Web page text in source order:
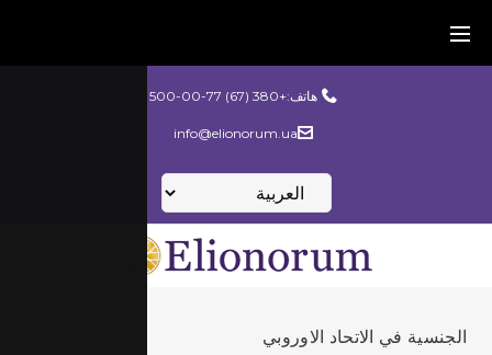
content
هاتف:+380 (67) 500-00-77
info@elionorum.ua
اختر
لغة
الجنسية في الاتحاد الاوروبي